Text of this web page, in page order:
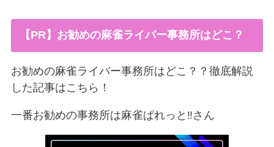
【PR】お勧めの麻雀ライバー事務所はどこ？
お勧めの麻雀ライバー事務所はどこ？？徹底解説
した記事はこちら！
一番お勧めの事務所は麻雀ぱれっと‼︎さん